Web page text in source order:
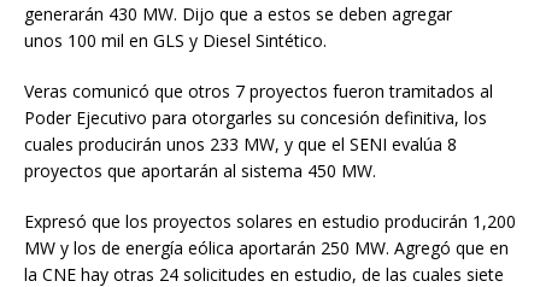
generarán 430 MW. Dijo que a estos se deben agregar
unos 100 mil en GLS y Diesel Sintético.
Veras comunicó que otros 7 proyectos fueron tramitados al
Poder Ejecutivo para otorgarles su concesión definitiva, los
cuales producirán unos 233 MW, y que el SENI evalúa 8
proyectos que aportarán al sistema 450 MW.
Expresó que los proyectos solares en estudio producirán 1,200
MW y los de energía eólica aportarán 250 MW. Agregó que en
la CNE hay otras 24 solicitudes en estudio, de las cuales siete